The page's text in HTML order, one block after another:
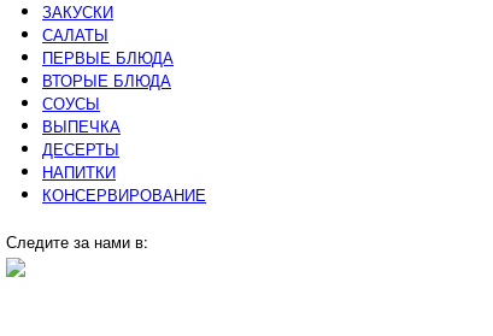
ЗАКУСКИ
САЛАТЫ
ПЕРВЫЕ БЛЮДА
ВТОРЫЕ БЛЮДА
СОУСЫ
ВЫПЕЧКА
ДЕСЕРТЫ
НАПИТКИ
КОНСЕРВИРОВАНИЕ
Следите за нами в: